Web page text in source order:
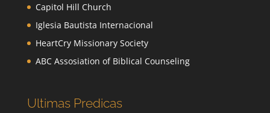
Capitol Hill Church
Iglesia Bautista Internacional
HeartCry Missionary Society
ABC Assosiation of Biblical Counseling
Ultimas Predicas